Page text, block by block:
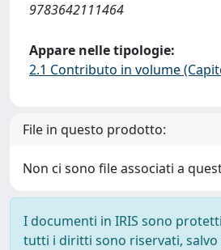
9783642111464
Appare nelle tipologie:
2.1 Contributo in volume
File in questo prodotto:
Non ci sono file associati a
I documenti in IRIS sono
tutti i diritti sono riservati, salvo